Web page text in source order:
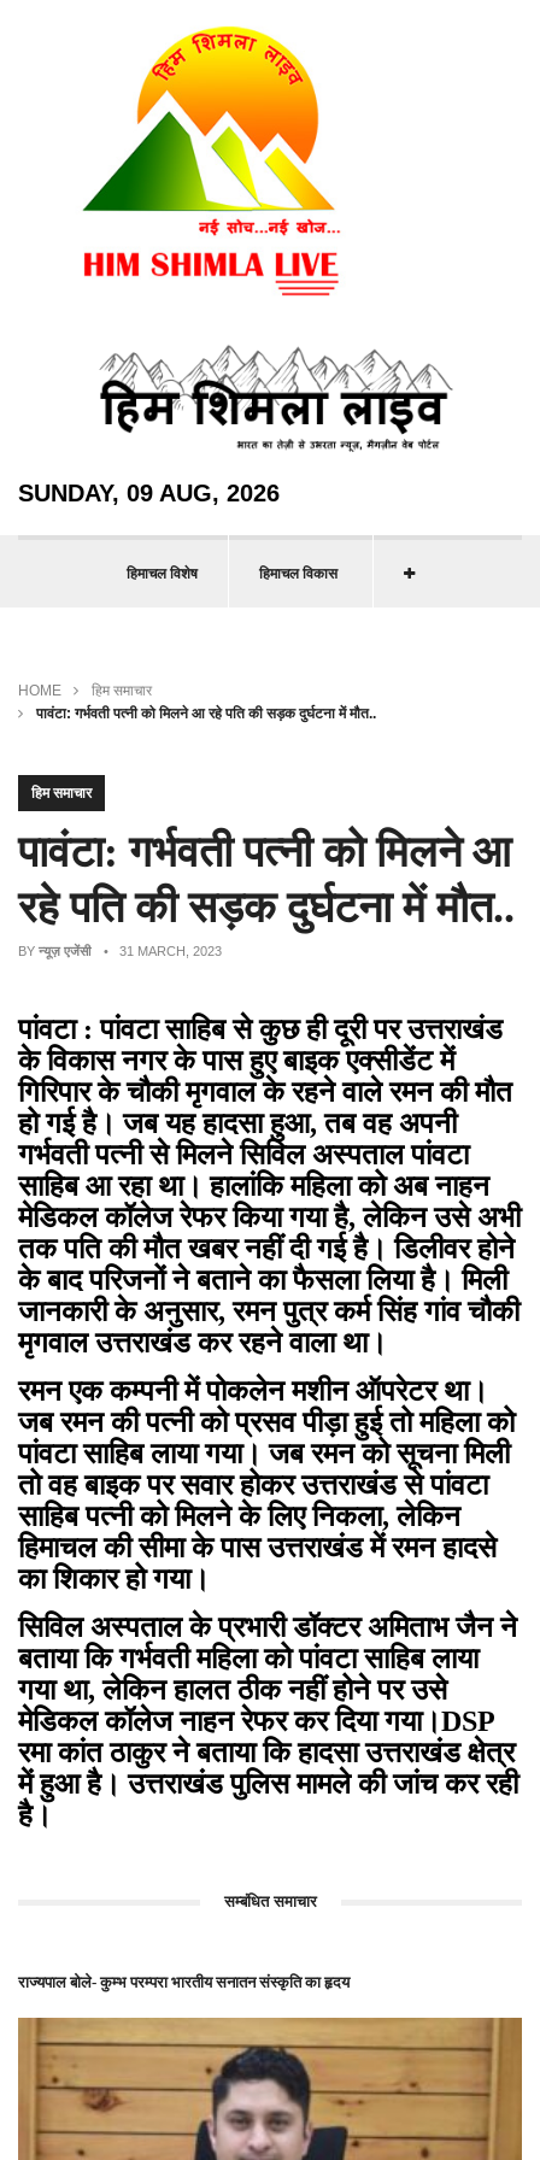
SUNDAY, 09 AUG, 2026
हिमाचल विशेष हिमाचल विकास
HOME
हिम समाचार
पावंटा: गर्भवती पत्नी को मिलने आ रहे पति की सड़क दुर्घटना में मौत..
हिम समाचार
पावंटा: गर्भवती पत्नी को मिलने आ
रहे पति की सड़क दुर्घटना में मौत..
BY न्यूज़ एजेंसी • 31 MARCH, 2023
पांवटा : पांवटा साहिब से कुछ ही दूरी पर उत्तराखंड
के विकास नगर के पास हुए बाइक एक्सीडेंट में
गिरिपार के चौकी मृगवाल के रहने वाले रमन की मौत
हो गई है। जब यह हादसा हुआ, तब वह अपनी
गर्भवती पत्नी से मिलने सिविल अस्पताल पांवटा
साहिब आ रहा था। हालांकि महिला को अब नाहन
मेडिकल कॉलेज रेफर किया गया है, लेकिन उसे अभी
तक पति की मौत खबर नहीं दी गई है। डिलीवर होने
के बाद परिजनों ने बताने का फैसला लिया है। मिली
जानकारी के अनुसार, रमन पुत्र कर्म सिंह गांव चौकी
मृगवाल उत्तराखंड कर रहने वाला था।
रमन एक कम्पनी में पोकलेन मशीन ऑपरेटर था।
जब रमन की पत्नी को प्रसव पीड़ा हुई तो महिला को
पांवटा साहिब लाया गया। जब रमन को सूचना मिली
तो वह बाइक पर सवार होकर उत्तराखंड से पांवटा
साहिब पत्नी को मिलने के लिए निकला, लेकिन
हिमाचल की सीमा के पास उत्तराखंड में रमन हादसे
का शिकार हो गया।
सिविल अस्पताल के प्रभारी डॉक्टर अमिताभ जैन ने
बताया कि गर्भवती महिला को पांवटा साहिब लाया
गया था, लेकिन हालत ठीक नहीं होने पर उसे
मेडिकल कॉलेज नाहन रेफर कर दिया गया।DSP
रमा कांत ठाकुर ने बताया कि हादसा उत्तराखंड क्षेत्र
में हुआ है। उत्तराखंड पुलिस मामले की जांच कर रही
है।
सम्बंधित समाचार
राज्यपाल बोले- कुम्भ परम्परा भारतीय सनातन संस्कृति का हृदय